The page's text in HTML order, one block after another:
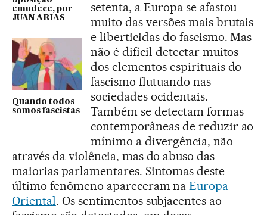
emudece, por
JUAN ARIAS
Quando todos
somos fascistas
setenta, a Europa se afastou
muito das versões mais brutais
e liberticidas do fascismo. Mas
não é difícil detectar muitos
dos elementos espirituais do
fascismo flutuando nas
sociedades ocidentais.
Também se detectam formas
contemporâneas de reduzir ao
mínimo a divergência, não
através da violência, mas do abuso das
maiorias parlamentares. Sintomas deste
último fenômeno apareceram naEuropa
Oriental. Os sentimentos subjacentes ao